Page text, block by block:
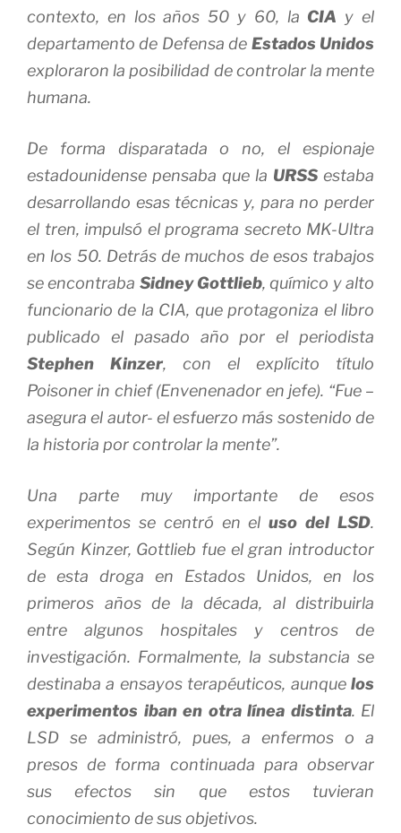
contexto, en los años 50 y 60, la CIA y el
departamento de Defensa de Estados Unidos
exploraron la posibilidad de controlar la mente
humana.
De forma disparatada o no, el espionaje
estadounidense pensaba que la URSS estaba
desarrollando esas técnicas y, para no perder
el tren, impulsó el programa secreto MK-Ultra
en los 50. Detrás de muchos de esos trabajos
se encontraba Sidney Gottlieb, químico y alto
funcionario de la CIA, que protagoniza el libro
publicado el pasado año por el periodista
Stephen Kinzer, con el explícito título
Poisoner in chief(Envenenador en jefe). “Fue –
asegura el autor- el esfuerzo más sostenido de
la historia por controlar la mente”.
Una parte muy importante de esos
experimentos se centró en el uso del LSD.
Según Kinzer, Gottlieb fue el gran introductor
de esta droga en Estados Unidos, en los
primeros años de la década, al distribuirla
entre algunos hospitales y centros de
investigación. Formalmente, la substancia se
destinaba a ensayos terapéuticos, aunquelos
experimentos iban en otra línea distinta. El
LSD se administró, pues, a enfermos o a
presos de forma continuada para observar
sus efectos sin que estos tuvieran
conocimiento de sus objetivos.